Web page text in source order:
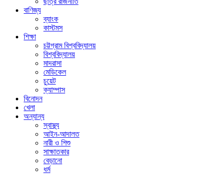
বাণিজ্য
ব্যাংক
কাস্টমস
শিক্ষা
চট্টগ্রাম বিশ্ববিদ্যালয়
বিশ্ববিদ্যালয়
মাদরাসা
মেডিকেল
চুয়েট
ক্যাম্পাস
বিনোদন
খেলা
অন্যান্য
স্বাস্থ্য
আইন-আদালত
নারী ও শিশু
সাক্ষাতকার
বেড়ানো
ধর্ম